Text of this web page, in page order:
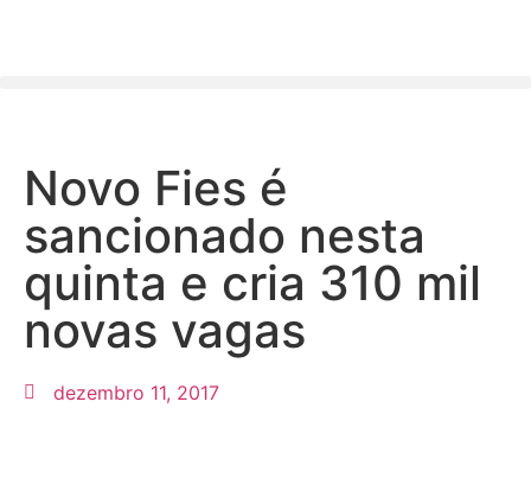
Novo Fies é
sancionado nesta
quinta e cria 310 mil
novas vagas
dezembro 11, 2017